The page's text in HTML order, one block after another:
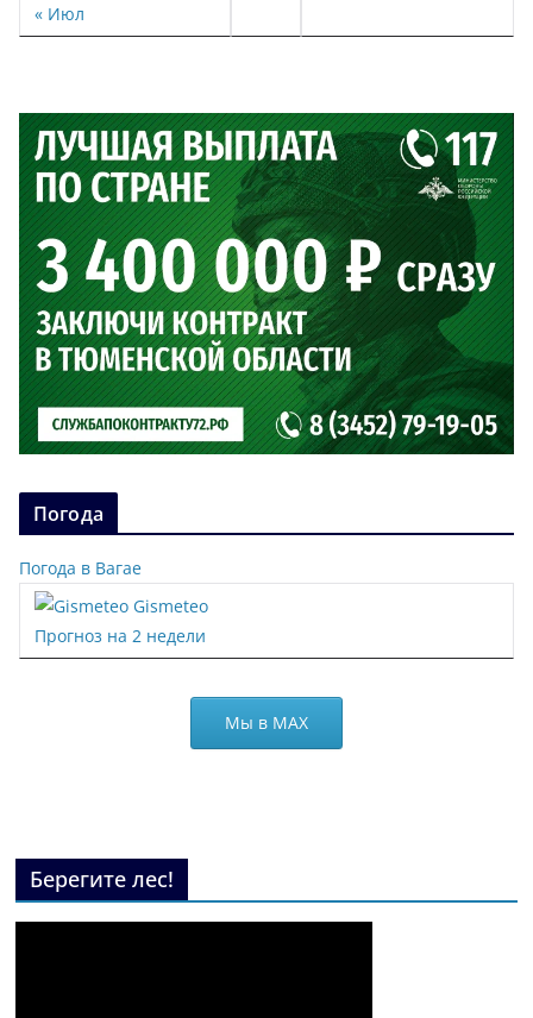
« Июл
Погода
Погода в Вагае
Gismeteo
Прогноз на 2 недели
Мы в МАХ
Берегите лес!